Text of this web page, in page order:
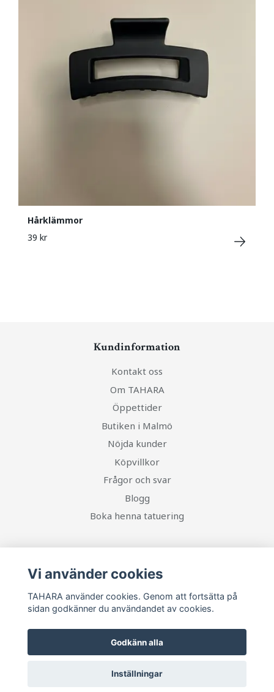
Hårklämmor
39 kr
Kundinformation
Kontakt oss
Om TAHARA
Öppettider
Butiken i Malmö
Nöjda kunder
Köpvillkor
Frågor och svar
Blogg
Boka henna tatuering
Ta del av senaste nytt och unika erbjudanden!
Vi använder cookies
TAHARA använder cookies. Genom att fortsätta på
sidan godkänner du användandet av cookies.
Godkänn alla
Inställningar